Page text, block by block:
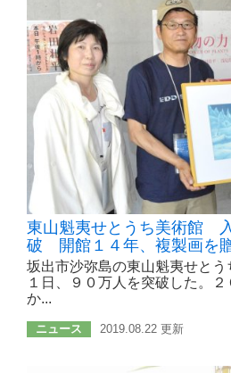
東山魁夷せとうち美術館
破 開館１４年、複製画を
坂出市沙弥島の東山魁夷せとう
１日、９０万人を突破した。
か...
ニュース 2019.08.22 更新